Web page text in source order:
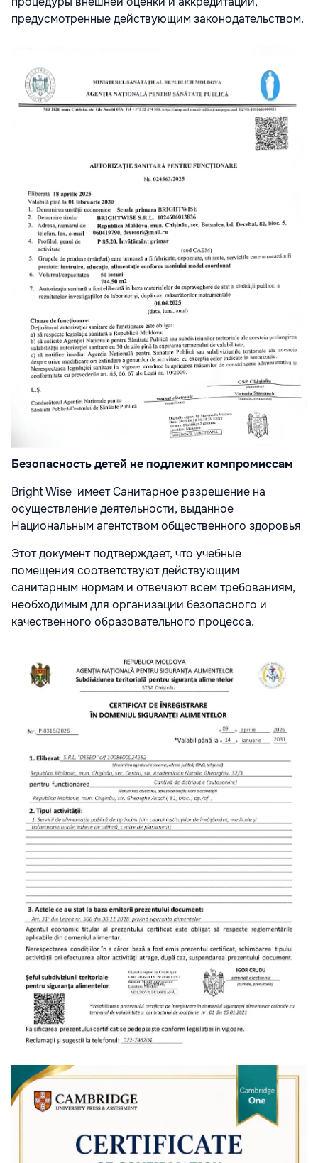
предусмотренные действующим законодательством.
Безопасность детей не подлежит компромиссам
Bright Wise имеет Санитарное разрешение на
осуществление деятельности, выданное
Национальным агентством общественного здоровья
Этот документ подтверждает, что учебные
помещения соответствуют действующим
санитарным нормам и отвечают всем требованиям,
необходимым для организации безопасного и
качественного образовательного процесса.